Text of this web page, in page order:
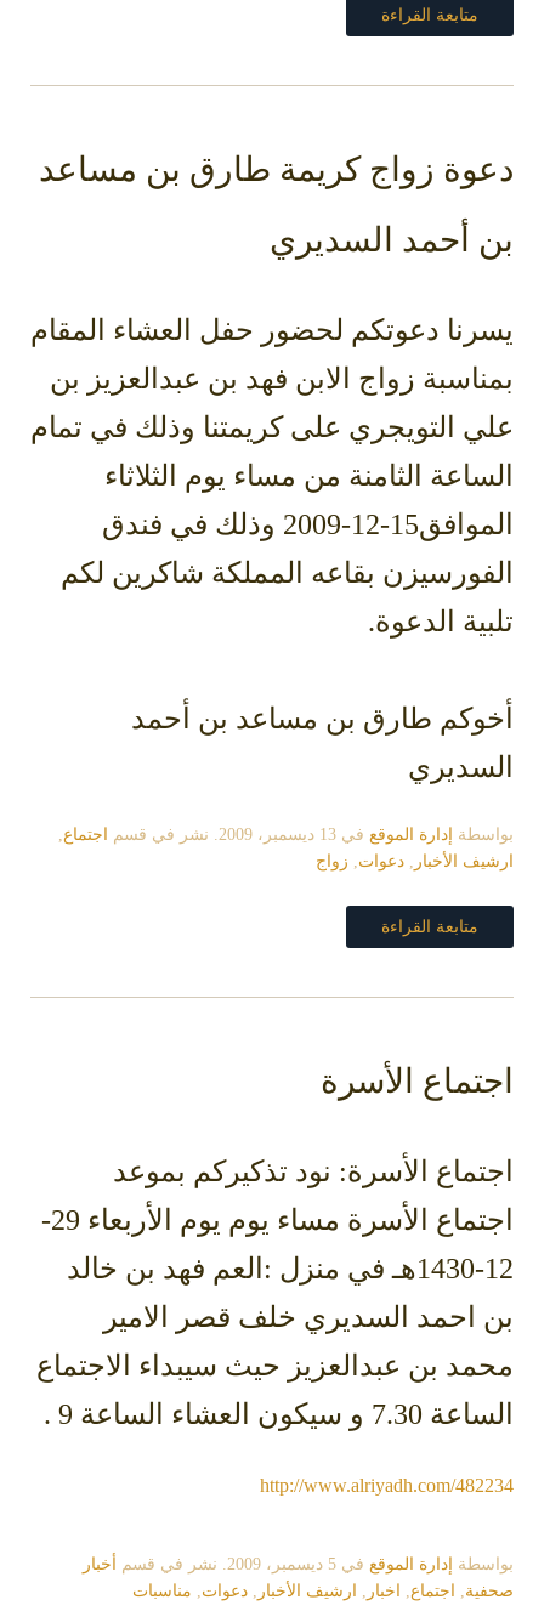
متابعة القراءة
دعوة زواج كريمة طارق بن مساعد
بن أحمد السديري
يسرنا دعوتكم لحضور حفل العشاء المقام
بمناسبة زواج الابن فهد بن عبدالعزيز بن
علي التويجري على كريمتنا وذلك في تمام
الساعة الثامنة من مساء يوم الثلاثاء
الموافق15-12-2009 وذلك في فندق
الفورسيزن بقاعه المملكة شاكرين لكم
تلبية الدعوة.
أخوكم طارق بن مساعد بن أحمد
السديري
بواسطة إدارة الموقع في 13 ديسمبر، 2009 . نشر في قسم اجتماع,
ارشيف الأخبار , دعوات, زواج
متابعة القراءة
اجتماع الأسرة
اجتماع الأسرة: نود تذكيركم بموعد
اجتماع الأسرة مساء يوم يوم الأربعاء 29-
12-1430هـ في منزل :العم فهد بن خالد
بن احمد السديري خلف قصر الامير
محمد بن عبدالعزيز حيث سيبداء الاجتماع
الساعة 7.30 و سيكون العشاء الساعة 9 .
http://www.alriyadh.com/482234
بواسطة إدارة الموقع في 5 ديسمبر، 2009 . نشر في قسم
أخبار
صحفية, اجتماع, اخبار , ارشيف الأخبار , دعوات, مناسبات